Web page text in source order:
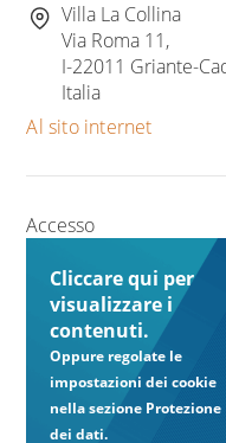
Villa La Collina
Via Roma 11,
I-22011 Griante-
Italia
Al sito internet
Accesso
Cliccare qui per
visualizzare i
contenuti.
Oppure regolate le
impostazioni dei cookie
nella sezione Protezione
dei dati.